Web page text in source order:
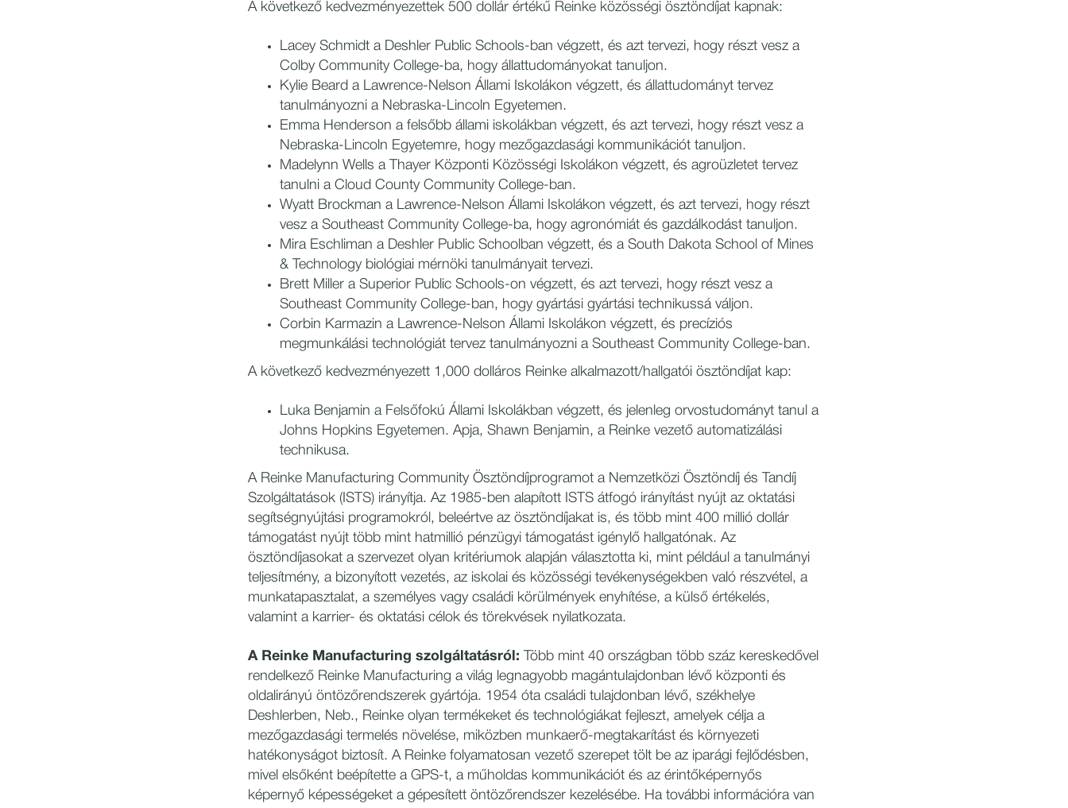
A következő kedvezményezettek 500 dollár értékű Reinke közösségi ösztöndíjat kapnak:
Lacey Schmidt a Deshler Public Schools-ban végzett, és azt tervezi, hogy részt vesz a
Colby Community College-ba, hogy állattudományokat tanuljon.
Kylie Beard a Lawrence-Nelson Állami Iskolákon végzett, és állattudományt tervez
tanulmányozni a Nebraska-Lincoln Egyetemen.
Emma Henderson a felsőbb állami iskolákban végzett, és azt tervezi, hogy részt vesz a
Nebraska-Lincoln Egyetemre, hogy mezőgazdasági kommunikációt tanuljon.
Madelynn Wells a Thayer Központi Közösségi Iskolákon végzett, és agroüzletet tervez
tanulni a Cloud County Community College-ban.
Wyatt Brockman a Lawrence-Nelson Állami Iskolákon végzett, és azt tervezi, hogy részt
vesz a Southeast Community College-ba, hogy agronómiát és gazdálkodást tanuljon.
Mira Eschliman a Deshler Public Schoolban végzett, és a South Dakota School of Mines
& Technology biológiai mérnöki tanulmányait tervezi.
Brett Miller a Superior Public Schools-on végzett, és azt tervezi, hogy részt vesz a
Southeast Community College-ban, hogy gyártási gyártási technikussá váljon.
Corbin Karmazin a Lawrence-Nelson Állami Iskolákon végzett, és precíziós
megmunkálási technológiát tervez tanulmányozni a Southeast Community College-ban.
A következő kedvezményezett 1,000 dolláros Reinke alkalmazott/hallgatói ösztöndíjat kap:
Luka Benjamin a Felsőfokú Állami Iskolákban végzett, és jelenleg orvostudományt tanul a
Johns Hopkins Egyetemen. Apja, Shawn Benjamin, a Reinke vezető automatizálási
technikusa.
A Reinke Manufacturing Community Ösztöndíjprogramot a Nemzetközi Ösztöndíj és Tandíj
Szolgáltatások (ISTS) irányítja. Az 1985-ben alapított ISTS átfogó irányítást nyújt az oktatási
segítségnyújtási programokról, beleértve az ösztöndíjakat is, és több mint 400 millió dollár
támogatást nyújt több mint hatmillió pénzügyi támogatást igénylő hallgatónak. Az
ösztöndíjasokat a szervezet olyan kritériumok alapján választotta ki, mint például a tanulmányi
teljesítmény, a bizonyított vezetés, az iskolai és közösségi tevékenységekben való részvétel, a
munkatapasztalat, a személyes vagy családi körülmények enyhítése, a külső értékelés,
valamint a karrier- és oktatási célok és törekvések nyilatkozata.
A Reinke Manufacturing szolgáltatásról:
Több mint 40 országban több száz kereskedővel
rendelkező Reinke Manufacturing a világ legnagyobb magántulajdonban lévő központi és
oldalirányú öntözőrendszerek gyártója. 1954 óta családi tulajdonban lévő, székhelye
Deshlerben, Neb., Reinke olyan termékeket és technológiákat fejleszt, amelyek célja a
mezőgazdasági termelés növelése, miközben munkaerő-megtakarítást és környezeti
hatékonyságot biztosít. A Reinke folyamatosan vezető szerepet tölt be az iparági fejlődésben,
mivel elsőként beépítette a GPS-t, a műholdas kommunikációt és az érintőképernyős
képernyő képességeket a gépesített öntözőrendszer kezelésébe. Ha további információra van